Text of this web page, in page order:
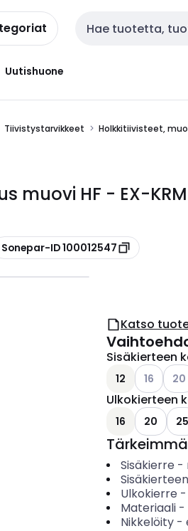
Haku
Uutishuone
Tiivistystarvikkeet Holkkitiivisteet,
muovi HF - EX-
Sonepar-ID 100012547
Katso
Sisäkierteen
12 Katso
16 20
Ulkokierteen
16 20 25
Sisäkierre -
Ulkokierre -
Materiaali-
Nikkelöity-